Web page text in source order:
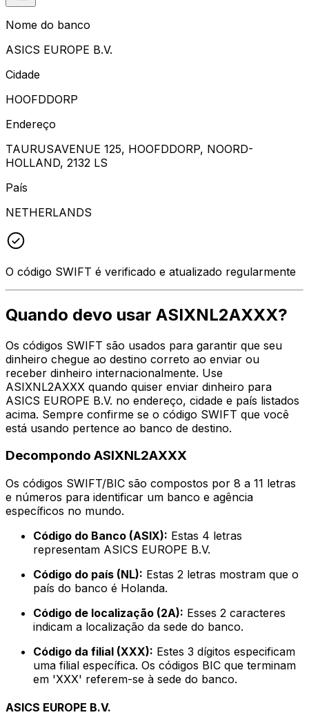
Nome do banco
ASICS EUROPE B.V.
Cidade
HOOFDDORP
Endereço
TAURUSAVENUE 125, HOOFDDORP, NOORD-
HOLLAND, 2132 LS
País
NETHERLANDS
O código SWIFT é verificado e atualizado regularmente
Quando devo usar ASIXNL2AXXX?
Os códigos SWIFT são usados para garantir que seu
dinheiro chegue ao destino correto ao enviar ou
receber dinheiro internacionalmente. Use
ASIXNL2AXXX quando quiser enviar dinheiro para
ASICS EUROPE B.V. no endereço, cidade e país listados
acima. Sempre confirme se o código SWIFT que você
está usando pertence ao banco de destino.
Decompondo ASIXNL2AXXX
Os códigos SWIFT/BIC são compostos por 8 a 11 letras
e números para identificar um banco e agência
específicos no mundo.
Código do Banco (ASIX): Estas 4 letras
representam ASICS EUROPE B.V.
Código do país (NL): Estas 2 letras mostram que o
país do banco é Holanda.
Código de localização (2A): Esses 2 caracteres
indicam a localização da sede do banco.
Código da filial (XXX): Estes 3 dígitos especificam
uma filial específica. Os códigos BIC que terminam
em 'XXX' referem-se à sede do banco.
ASICS EUROPE B.V.